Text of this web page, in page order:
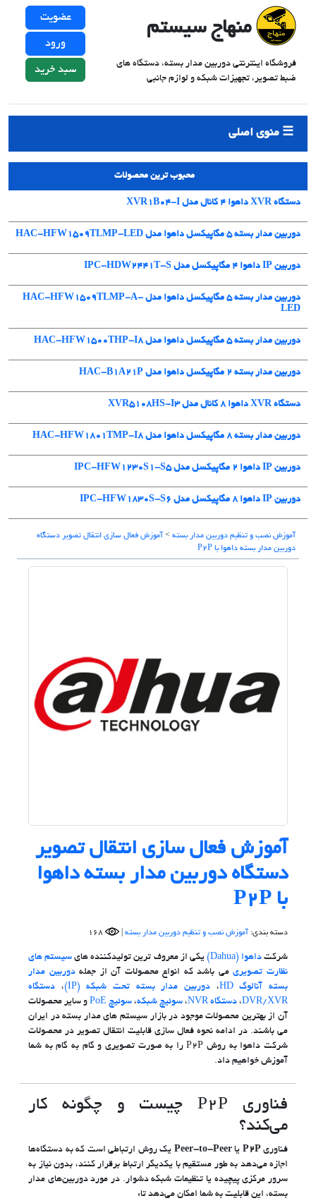
منهاج سیستم
عضویت
ورود
سبد خرید
فروشگاه اینترنتی دوربین مدار بسته، دستگاه های
ضبط تصویر، تجهیزات شبکه و لوازم جانبی
منوی اصلی
محبوب ترین محصولات
دستگاه XVR داهوا 4 کانال مدل XVR1B04-I
دوربین مدار بسته 5 مگاپیکسل داهوا مدل HAC-HFW1509TLMP-LED
دوربین IP داهوا 4 مگاپیکسل مدل IPC-HDW2441T-S
دوربین مدار بسته 5 مگاپیکسل داهوا مدل HAC-HFW1509TLMP-A-
LED
دوربین مدار بسته 5 مگاپیکسل داهوا مدل HAC-HFW1500THP-I8
دوربین مدار بسته ۲ مگاپیکسل داهوا مدل HAC-B1A21P
دستگاه XVR داهوا 8 کانال مدل XVR5108HS-I3
دوربین مدار بسته 8 مگاپیکسل داهوا مدل HAC-HFW1801TMP-I8
دوربین IP داهوا 2 مگاپیکسل مدل IPC-HFW1230S1-S5
دوربین IP داهوا 8 مگاپیکسل مدل IPC-HFW1830S-S6
آموزش نصب و تنظیم دوربین مدار بسته > آموزش فعال سازی انتقال تصویر دستگاه
دوربین مدار بسته داهوا با P2P
آموزش فعال سازی انتقال تصویر
دستگاه دوربین مدار بسته داهوا
با P2P
دسته بندی: آموزش نصب و تنظیم دوربین مدار بسته
شرکتداهوا (Dahua) یکی از معروف ترین تولیدکننده های سیستم های
نظارت تصویریمی باشد که انواع محصولات آن از جملهدوربین مدار
بسته آنالوگ HD
، دوربین مدار بسته تحت شبکه (IP) ، دستگاه
DVR/XVR، دستگاه NVR ، سوئیچ شبکه، سوئیچ PoE
و سایر محصولات
آن از بهترین محصولات موجود در بازار سیستم های مدار بسته در ایران
می باشند. در ادامه نحوه فعال سازی قابلیت انتقال تصویر در محصولات
شرکت داهوا به روش P2P را به صورت تصویری و گام به گام به شما
آموزش خواهیم داد.
فناوری P2P چیست و چگونه کار
می‌کند؟
فناوری P2P یاPeer-to-Peer یک روش ارتباطی است که به دستگاه‌ها
اجازه می‌دهد به طور مستقیم با یکدیگر ارتباط برقرار کنند، بدون نیاز به
سرور مرکزی پیچیده یا تنظیمات شبکه دشوار. در مورد دوربین‌های مدار
بسته، این قابلیت به شما امکان می‌دهد تا: